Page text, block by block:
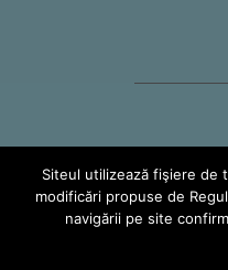
Siteul utilizează fişiere de
modificări propuse de
navigării pe site